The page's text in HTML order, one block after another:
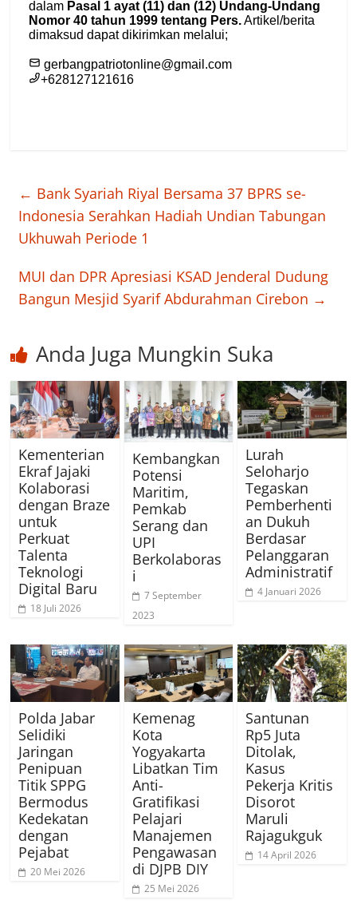
← Bank Syariah Riyal Bersama 37 BPRS se-
Indonesia Serahkan Hadiah Undian Tabungan
Ukhuwah Periode 1
MUI dan DPR Apresiasi KSAD Jenderal Dudung
Bangun Mesjid Syarif Abdurahman Cirebon →
Anda Juga Mungkin Suka
Kementerian
Ekraf Jajaki
Kolaborasi
dengan Braze
untuk
Perkuat
Talenta
Teknologi
Digital Baru
18 Juli 2026
Kembangkan
Potensi
Maritim,
Pemkab
Serang dan
UPI
Berkolaboras
i
7 September
2023
Lurah
Seloharjo
Tegaskan
Pemberhenti
an Dukuh
Berdasar
Pelanggaran
Administratif
4 Januari 2026
Polda Jabar
Selidiki
Jaringan
Penipuan
Titik SPPG
Bermodus
Kedekatan
dengan
Pejabat
20 Mei 2026
Kemenag
Kota
Yogyakarta
Libatkan Tim
Anti-
Gratifikasi
Pelajari
Manajemen
Pengawasan
di DJPB DIY
25 Mei 2026
Santunan
Rp5 Juta
Ditolak,
Kasus
Pekerja Kritis
Disorot
Maruli
Rajagukguk
14 April 2026